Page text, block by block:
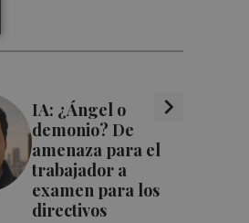
IA: ¿Ángel o
demonio? De
amenaza para el
trabajador a
examen para los
directivos
chevron_right